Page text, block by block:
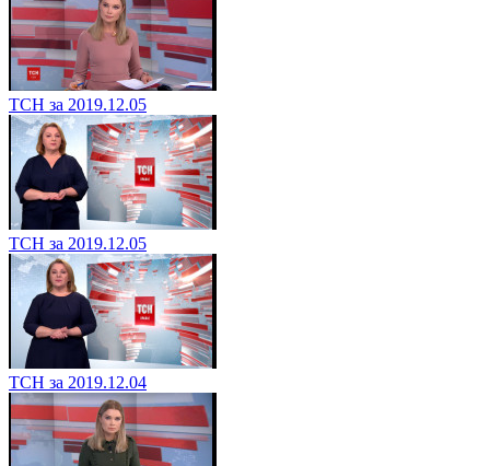
ТСН за 2019.12.05
ТСН за 2019.12.05
ТСН за 2019.12.04